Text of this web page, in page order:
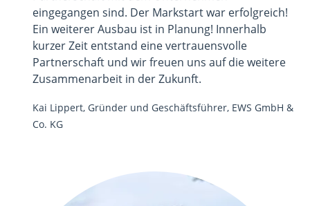
eingegangen sind. Der Markstart war erfolgreich!
Ein weiterer Ausbau ist in Planung! Innerhalb
kurzer Zeit entstand eine vertrauensvolle
Partnerschaft und wir freuen uns auf die weitere
Zusammenarbeit in der Zukunft.
Kai Lippert, Gründer und Geschäftsführer, EWS GmbH &
Co. KG